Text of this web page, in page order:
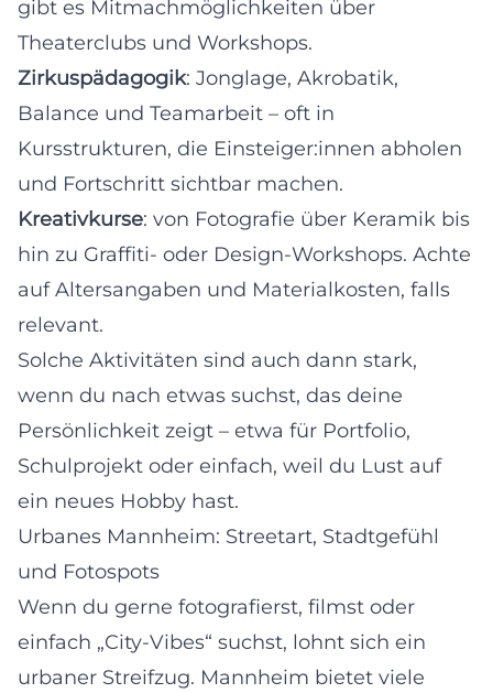
gibt es Mitmachmöglichkeiten über
Theaterclubs und Workshops.
Zirkuspädagogik: Jonglage, Akrobatik,
Balance und Teamarbeit – oft in
Kursstrukturen, die Einsteiger:innen abholen
und Fortschritt sichtbar machen.
Kreativkurse: von Fotografie über Keramik bis
hin zu Graffiti- oder Design-Workshops. Achte
auf Altersangaben und Materialkosten, falls
relevant.
Solche Aktivitäten sind auch dann stark,
wenn du nach etwas suchst, das deine
Persönlichkeit zeigt – etwa für Portfolio,
Schulprojekt oder einfach, weil du Lust auf
ein neues Hobby hast.
Urbanes Mannheim: Streetart, Stadtgefühl
und Fotospots
Wenn du gerne fotografierst, filmst oder
einfach „City-Vibes“ suchst, lohnt sich ein
urbaner Streifzug. Mannheim bietet viele